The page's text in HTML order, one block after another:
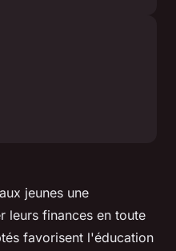
jeunes une
leurs finances en toute
favorisent l'éducation